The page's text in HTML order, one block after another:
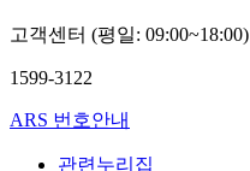
고객센터 (평일: 09:00~18:00)
1599-3122
ARS 번호안내
관련누리집